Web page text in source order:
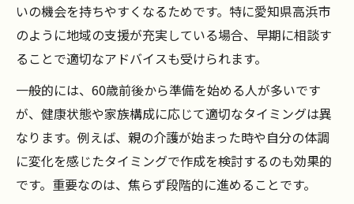
いの機会を持ちやすくなるためです。特に愛知県高浜市
のように地域の支援が充実している場合、早期に相談す
ることで適切なアドバイスも受けられます。
一般的には、60歳前後から準備を始める人が多いです
が、健康状態や家族構成に応じて適切なタイミングは異
なります。例えば、親の介護が始まった時や自分の体調
に変化を感じたタイミングで作成を検討するのも効果的
です。重要なのは、焦らず段階的に進めることです。